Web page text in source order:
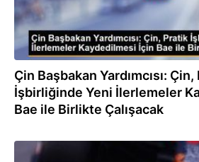
Çin Başbakan Yardımcısı:
İşbirliğinde Yeni İlerlemeler
Bae ile Birlikte Çalışacak
18.11.2022